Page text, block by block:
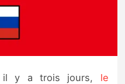
il y a trois jours, le